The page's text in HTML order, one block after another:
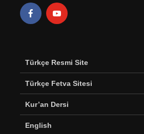
Türkçe Resmi Site
Türkçe Fetva Sitesi
Kur’an Dersi
English